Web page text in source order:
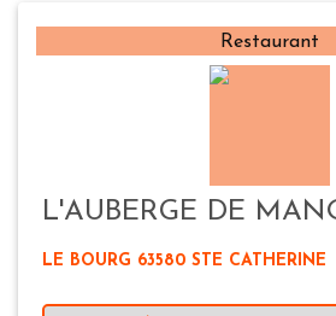
Restaurant
L'AUBERGE DE
LE BOURG 63580 STE CATHERINE